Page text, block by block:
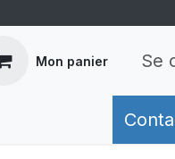
Mon panier Se